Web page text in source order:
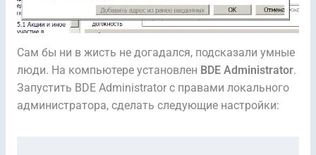
Сам бы ни в жисть не догадался, подсказали умные
люди. На компьютере установлен BDE Administrator.
Запустить BDE Administrator с правами локального
администратора, сделать следующие настройки: